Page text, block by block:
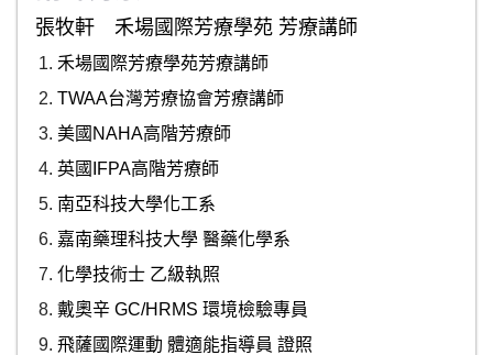
張牧軒 禾場國際芳療學苑 芳療講師
禾場國際芳療學苑芳療講師
TWAA台灣芳療協會芳療講師
美國NAHA高階芳療師
英國IFPA高階芳療師
南亞科技大學化工系
嘉南藥理科技大學 醫藥化學系
化學技術士 乙級執照
戴奧辛 GC/HRMS 環境檢驗專員
飛薩國際運動 體適能指導員 證照